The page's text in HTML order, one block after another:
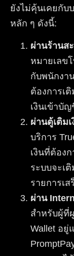
ยังไม่คุ้นเคยกับ
หลัก ๆ ดังนี้:
ผ่านร้านส
หมายเลข
กับพนักงา
ต้องการเ
เงินเข้าบั
ผ่านตู้เติม
บริการ
เงินที่ต้อง
ระบบจะเ
รายการเ
ผ่าน
สำหรับผู้ที่
Wallet อยู่